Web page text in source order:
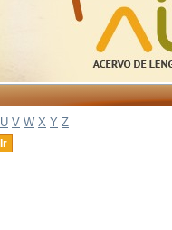
U V W X Y Z